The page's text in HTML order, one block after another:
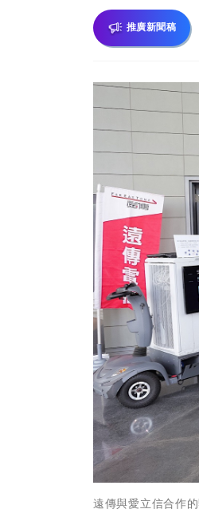
推廣新聞稿
遠傳與愛立信合作